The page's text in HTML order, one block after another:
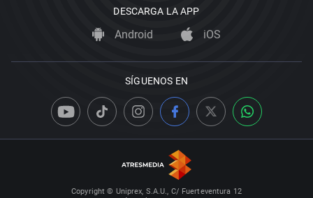
DESCARGA LA APP
Android iOS
SÍGUENOS EN
Copyright © Uniprex, S.A.U., C/ Fuerteventura 12